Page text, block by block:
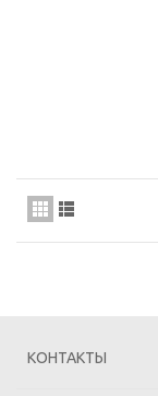
КОНТАКТЫ